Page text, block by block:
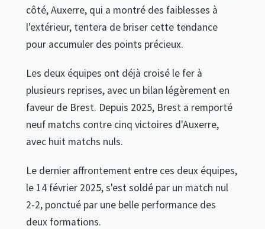
côté, Auxerre, qui a montré des faiblesses à
l'extérieur, tentera de briser cette tendance
pour accumuler des points précieux.
Les deux équipes ont déjà croisé le fer à
plusieurs reprises, avec un bilan légèrement en
faveur de Brest. Depuis 2025, Brest a remporté
neuf matchs contre cinq victoires d'Auxerre,
avec huit matchs nuls.
Le dernier affrontement entre ces deux équipes,
le 14 février 2025, s'est soldé par un match nul
2-2, ponctué par une belle performance des
deux formations.